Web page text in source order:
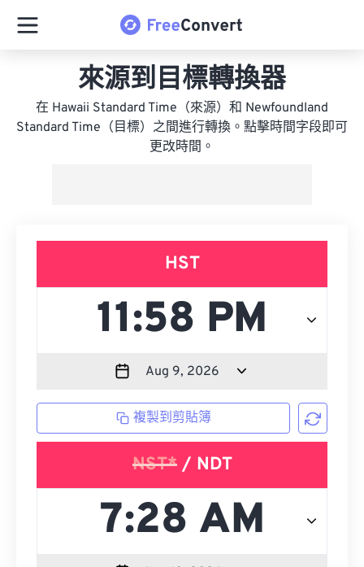
來源到目標轉換器
在 Hawaii Standard Time（來源）和 Newfoundland
Standard Time（目標）之間進行轉換。點擊時間字段即可
更改時間。
HST
複製到剪貼簿
NST*/ NDT